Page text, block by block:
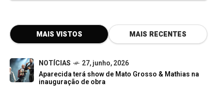
MAIS VISTOS MAIS RECENTES
NOTÍCIAS
27, junho, 2026
Aparecida terá show de Mato Grosso & Mathias na
inauguração de obra